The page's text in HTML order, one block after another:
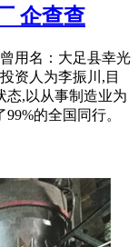
企查查
用名：大足县幸光
资人为李振川,目
态,以从事制造业为
的全国同行。